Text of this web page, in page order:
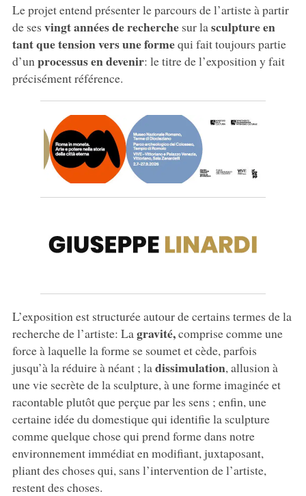
Le projet entend présenter le parcours de l’artiste à partir
de ses vingt années de recherche sur lasculptureen
tant que tension vers une formequi fait toujours partie
d’unprocessus en devenir: le titre de l’exposition y fait
précisément référence.
L’exposition est structurée autour de certains termes de la
recherche de l’artiste: Lagravité,comprise comme une
force à laquelle la forme se soumet et cède, parfois
jusqu’à la réduire à néant ; la dissimulation, allusion à
une vie secrète de la sculpture, à une forme imaginée et
racontable plutôt que perçue par les sens ; enfin, une
certaine idée du domestique qui identifie la sculpture
comme quelque chose qui prend forme dans notre
environnement immédiat en modifiant, juxtaposant,
pliant des choses qui, sans l’intervention de l’artiste,
restent des choses.